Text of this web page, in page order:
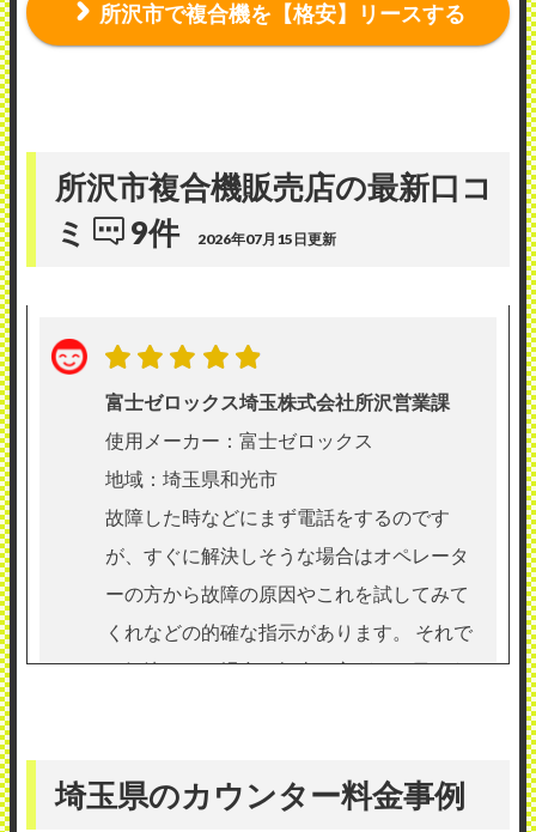
所沢市で複合機を【格安】リースする
所沢市複合機販売店の最新口コ
ミ
9件 2026年07月15日更新
富士ゼロックス埼玉株式会社所沢営業課
使用メーカー：富士ゼロックス
地域：埼玉県和光市
故障した時などにまず電話をするのです
が、すぐに解決しそうな場合はオペレータ
ーの方から故障の原因やこれを試してみて
くれなどの的確な指示があります。 それで
も解決しない場合は担当の方がその日のう
2026年7月15日投稿
埼玉県のカウンター料金事例